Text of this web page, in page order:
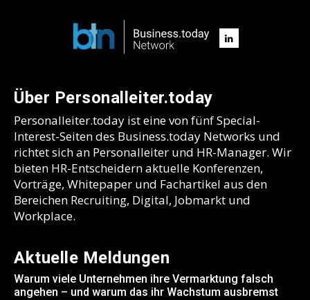
Über Personalleiter.today
Personalleiter.today ist eine von fünf Special-
Interest-Seiten des Business.today Networks und
richtet sich an Personalleiter und HR-Manager. Wir
bieten HR-Entscheidern aktuelle Konferenzen,
Vorträge, Whitepaper und Fachartikel aus den
Bereichen Recruiting, Digital, Jobmarkt und
Workplace.
Aktuelle Meldungen
Warum viele Unternehmen ihre Vermarktung falsch
angehen – und warum das ihr Wachstum ausbremst